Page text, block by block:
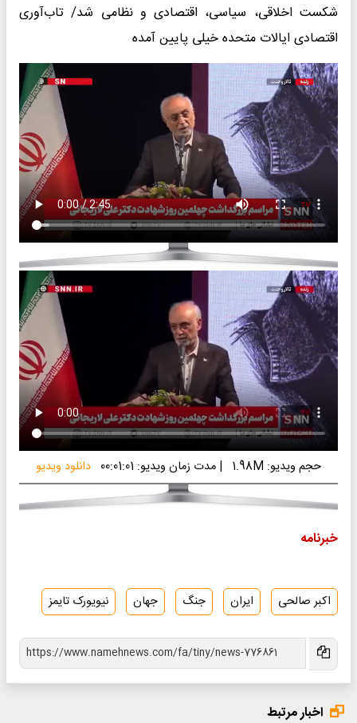
شکست اخلاقی، سیاسی، اقتصادی و نظامی شد/ تاب‌‍‌آوری
اقتصادی ایالات متحده خیلی پایین آمده
حجم ویدیو: 1.98M | مدت زمان ویدیو: 00:01:01 دانلود ویدیو
خبرنامه
اکبر صالحی ایران جنگ جهان نیویورک تایمز
اخبار مرتبط